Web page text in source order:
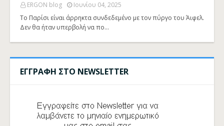
ERGON blog
Ιουνίου 04, 2025
Το Παρίσι είναι άρρηκτα συνδεδεμένο με τον πύργο του Άιφελ.
Δεν θα ήταν υπερβολή να πο…
ΕΓΓΡΑΦΗ ΣΤΟ NEWSLETTER